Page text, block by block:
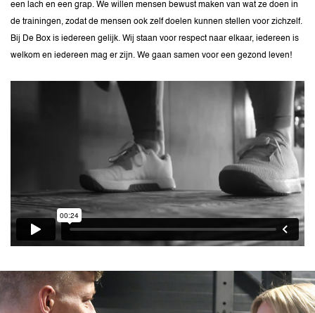
een lach en een grap. We willen mensen bewust maken van wat ze doen in
de trainingen, zodat de mensen ook zelf doelen kunnen stellen voor zichzelf.
Bij De Box is iedereen gelijk. Wij staan voor respect naar elkaar, iedereen is
welkom en iedereen mag er zijn. We gaan samen voor een gezond leven!